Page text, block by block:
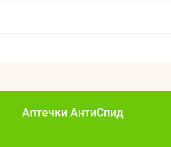
Аптечки АнтиСпид